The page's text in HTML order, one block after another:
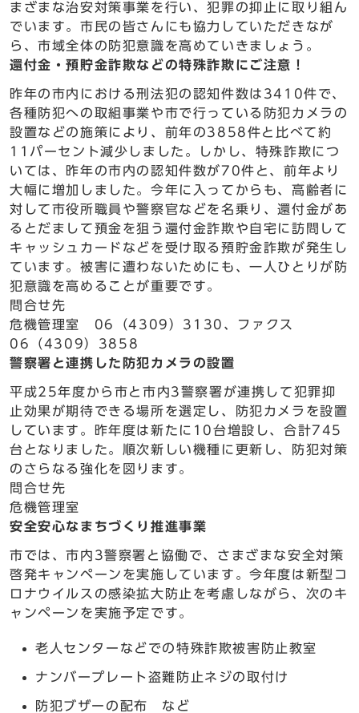
まざまな治安対策事業を行い、犯罪の抑止に取り組ん
でいます。市民の皆さんにも協力していただきなが
ら、市域全体の防犯意識を高めていきましょう。
還付金・預貯金詐欺などの特殊詐欺にご注意！
昨年の市内における刑法犯の認知件数は3410件で、
各種防犯への取組事業や市で行っている防犯カメラの
設置などの施策により、前年の3858件と比べて約
11パーセント減少しました。しかし、特殊詐欺につ
いては、昨年の市内の認知件数が70件と、前年より
大幅に増加しました。今年に入ってからも、高齢者に
対して市役所職員や警察官などを名乗り、還付金があ
るとだまして預金を狙う還付金詐欺や自宅に訪問して
キャッシュカードなどを受け取る預貯金詐欺が発生し
ています。被害に遭わないためにも、一人ひとりが防
犯意識を高めることが重要です。
問合せ先
危機管理室 06（4309）3130、ファクス
06（4309）3858
警察署と連携した防犯カメラの設置
平成25年度から市と市内3警察署が連携して犯罪抑
止効果が期待できる場所を選定し、防犯カメラを設置
しています。昨年度は新たに10台増設し、合計745
台となりました。順次新しい機種に更新し、防犯対策
のさらなる強化を図ります。
問合せ先
危機管理室
安全安心なまちづくり推進事業
市では、市内3警察署と協働で、さまざまな安全対策
啓発キャンペーンを実施しています。今年度は新型コ
ロナウイルスの感染拡大防止を考慮しながら、次のキ
ャンペーンを実施予定です。
老人センターなどでの特殊詐欺被害防止教室
ナンバープレート盗難防止ネジの取付け
防犯ブザーの配布 など